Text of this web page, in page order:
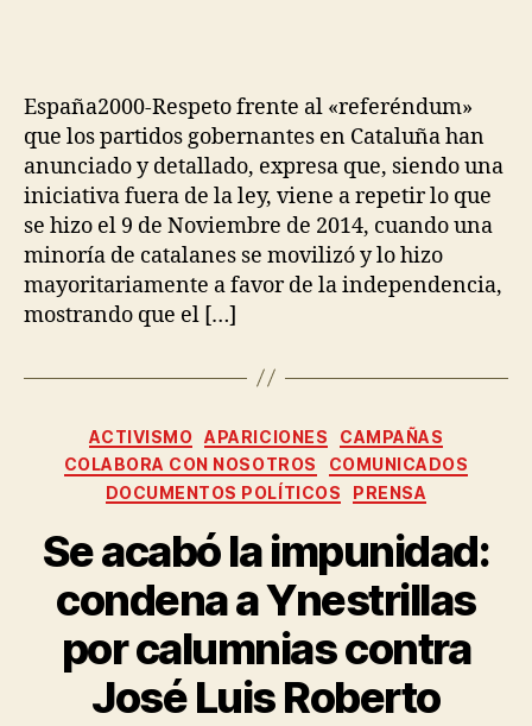
España2000-Respeto frente al «referéndum»
que los partidos gobernantes en Cataluña han
anunciado y detallado, expresa que, siendo una
iniciativa fuera de la ley, viene a repetir lo que
se hizo el 9 de Noviembre de 2014, cuando una
minoría de catalanes se movilizó y lo hizo
mayoritariamente a favor de la independencia,
mostrando que el […]
ACTIVISMO APARICIONES
CAMPAÑAS
COLABORA CON NOSOTROS
COMUNICADOS
DOCUMENTOS POLÍTICOS
PRENSA
Se acabó la impunidad:
condena a Ynestrillas
por calumnias contra
José Luis Roberto